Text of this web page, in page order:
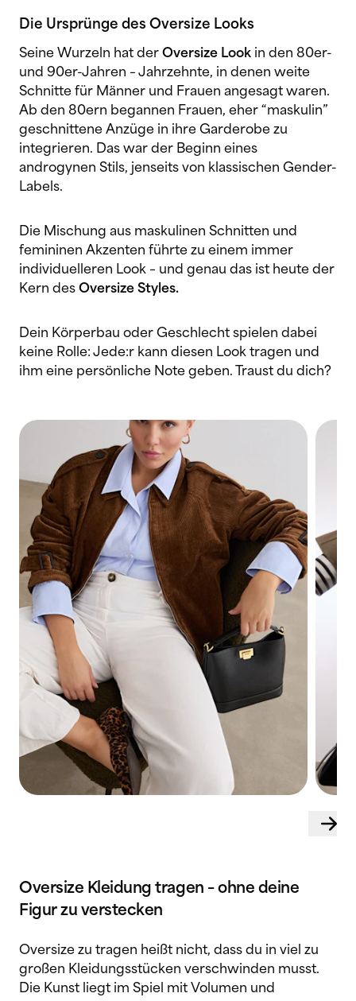
Die Ursprünge des Oversize Looks
Seine Wurzeln hat der Oversize Look in den 80er-
und 90er-Jahren – Jahrzehnte, in denen weite
Schnitte für Männer und Frauen angesagt waren.
Ab den 80ern begannen Frauen, eher “maskulin”
geschnittene Anzüge in ihre Garderobe zu
integrieren. Das war der Beginn eines
androgynen Stils, jenseits von klassischen Gender-
Labels.
Die Mischung aus maskulinen Schnitten und
femininen Akzenten führte zu einem immer
individuelleren Look – und genau das ist heute der
Kern des Oversize Styles.
Dein Körperbau oder Geschlecht spielen dabei
keine Rolle: Jede:r kann diesen Look tragen und
ihm eine persönliche Note geben. Traust du dich?
Oversize Kleidung tragen – ohne deine
Figur zu verstecken
Oversize zu tragen heißt nicht, dass du in viel zu
großen Kleidungsstücken verschwinden musst.
Die Kunst liegt im Spiel mit Volumen und